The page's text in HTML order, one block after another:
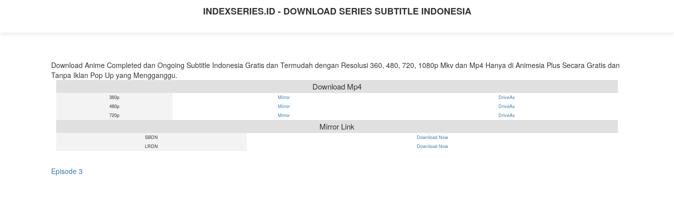
INDEXSERIES.ID - DOWNLOAD SERIES SUBTITLE INDONESIA
Download Anime Completed dan Ongoing Subtitle Indonesia Gratis dan Termudah dengan Resolusi 360, 480, 720, 1080p Mkv dan Mp4 Hanya di Animesia Plus Secara Gratis dan
Tanpa Iklan Pop Up yang Mengganggu.
Download Mp4
360p Mirror
DriveAs
480p
Mirror
DriveAs
720p
Mirror DriveAs
Mirror Link
SBDN
Download Now
LRDN
Download Now
Episode 3